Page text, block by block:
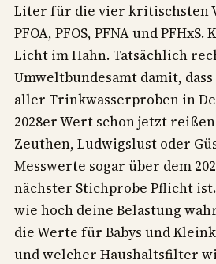
Liter für die vier kritischsten
PFOA, PFOS, PFNA und
Licht im Hahn. Tatsächlich
Umweltbundesamt damit,
aller Trinkwasserproben in
2028er Wert schon jetzt
Zeuthen, Ludwigslust oder
Messwerte sogar über dem
nächster Stichprobe Pflicht
wie hoch deine Belastung
die Werte für Babys und
und welcher Haushaltsfilter